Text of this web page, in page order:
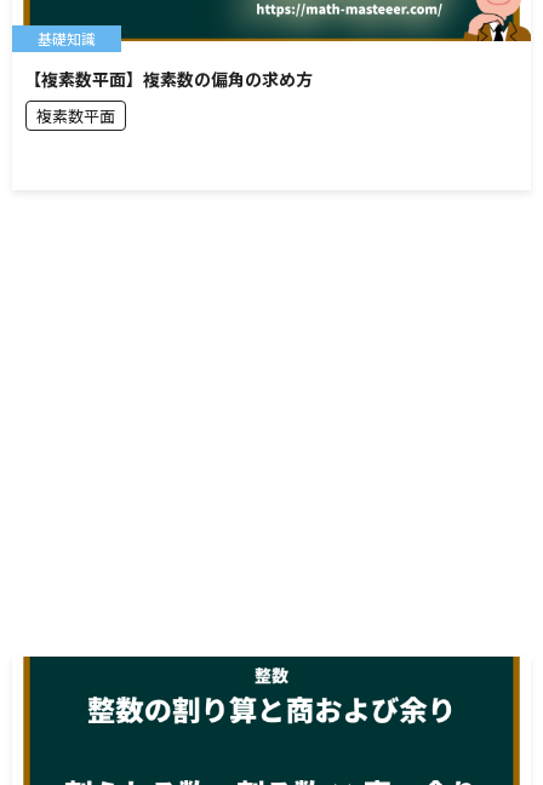
【複素数平面】複素数の偏角の求め方
複素数平面
基礎知識